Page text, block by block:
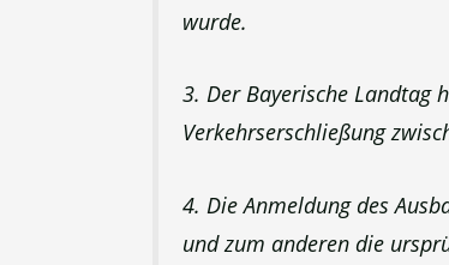
wurde.
3. Der Bayerische Landtag
Verkehrserschließung
4. Die Anmeldung des
und zum anderen die